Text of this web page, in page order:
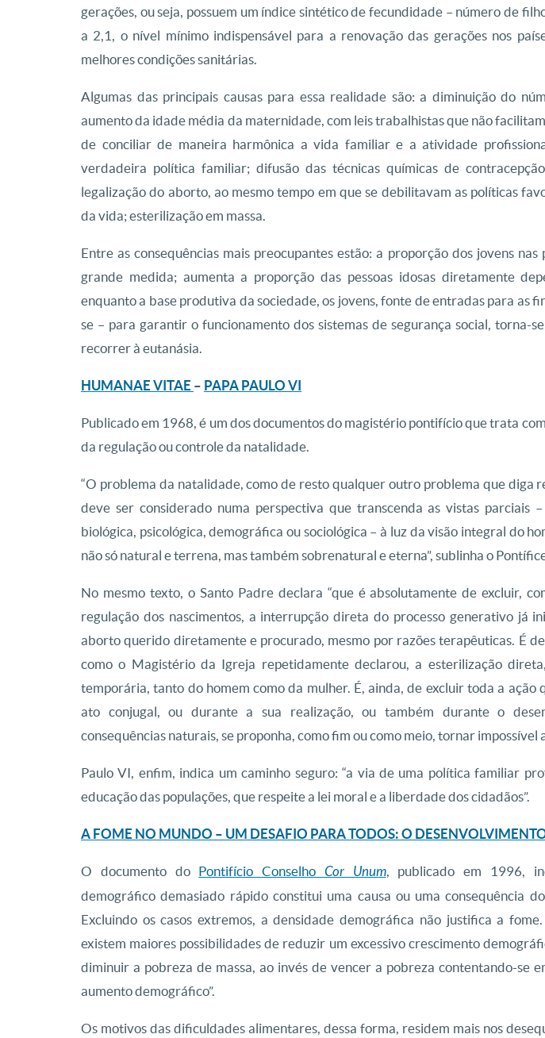
gerações, ou seja, possuem um índice sintético de fecundidade – número de
a 2,1, o nível mínimo indispensável para a renovação das gerações nos
melhores condições sanitárias.
Algumas das principais causas para essa realidade são: a diminuição do
aumento da idade média da maternidade, com leis trabalhistas que não
de conciliar de maneira harmônica a vida familiar e a atividade
verdadeira política familiar; difusão das técnicas químicas de
legalização do aborto, ao mesmo tempo em que se debilitavam as políticas
da vida; esterilização em massa.
Entre as consequências mais preocupantes estão: a proporção dos jovens nas
grande medida; aumenta a proporção das pessoas idosas diretamente
enquanto a base produtiva da sociedade, os jovens, fonte de entradas para as
se – para garantir o funcionamento dos sistemas de segurança social, torna-
recorrer à eutanásia.
HUMANAE VITAE – PAPA PAULO VI
Publicado em 1968, é um dos documentos do magistério pontifício que trata
da regulação ou controle da natalidade.
“O problema da natalidade, como de resto qualquer outro problema que diga
deve ser considerado numa perspectiva que transcenda as vistas parciais
biológica, psicológica, demográfica ou sociológica – à luz da visão integral do
não só natural e terrena, mas também sobrenatural e eterna”, sublinha o
No mesmo texto, o Santo Padre declara “que é absolutamente de excluir,
regulação dos nascimentos, a interrupção direta do processo generativo já
aborto querido diretamente e procurado, mesmo por razões terapêuticas. É
como o Magistério da Igreja repetidamente declarou, a esterilização
temporária, tanto do homem como da mulher. É, ainda, de excluir toda a ação
ato conjugal, ou durante a sua realização, ou também durante o
consequências naturais, se proponha, como fim ou como meio, tornar impossível
Paulo VI, enfim, indica um caminho seguro: “a via de uma política familiar
educação das populações, que respeite a lei moral e a liberdade dos cidadãos”.
A FOME NO MUNDO – UM DESAFIO PARA TODOS: O
O documento do Pontifício Conselho Cor Unum, publicado em 1996,
demográfico demasiado rápido constitui uma causa ou uma consequência
Excluindo os casos extremos, a densidade demográfica não justifica a
existem maiores possibilidades de reduzir um excessivo crescimento
diminuir a pobreza de massa, ao invés de vencer a pobreza contentando-se
aumento demográfico”.
Os motivos das dificuldades alimentares, dessa forma, residem mais nos